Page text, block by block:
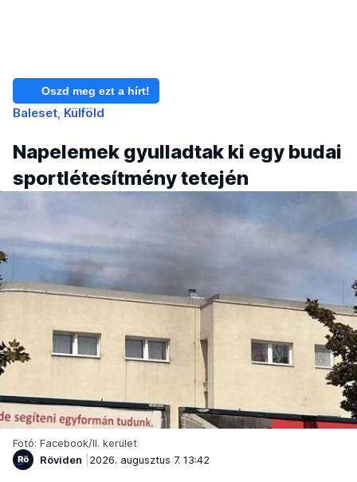
Oszd meg ezt a hírt!
Baleset Külföld
Napelemek gyulladtak ki egy budai
sportlétesítmény tetején
Fotó: Facebook/II. kerület
Röviden
2026. augusztus 7. 13:42